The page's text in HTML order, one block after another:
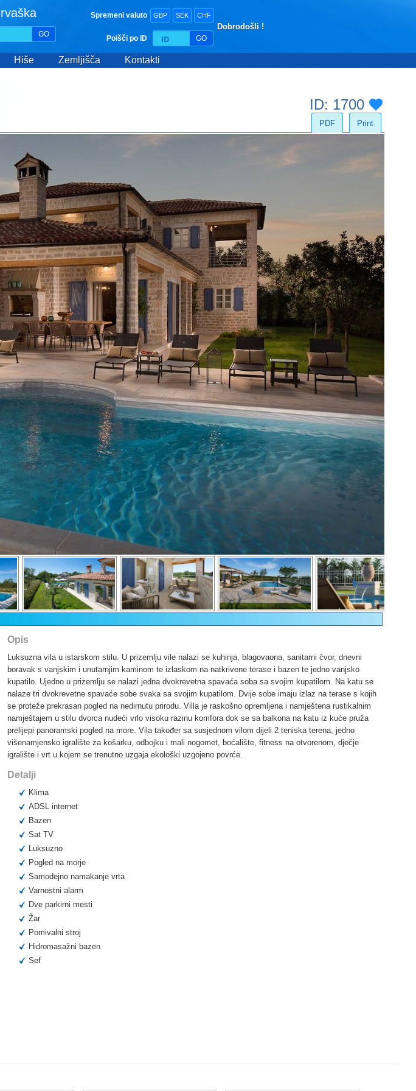
GO
Spremeni valuto GBP SEK CHF
Poišči po ID GO
Dobrodošli !
Hiše Zemljišča Kontakti
ID: 1700
Print
PDF
Opis
Luksuzna vila u istarskom stilu. U prizemlju vile nalazi se kuhinja, blagovaona, sanitarni čvor, dnevni
boravak s vanjskim i unutarnjim kaminom te izlaskom na natkrivene terase i bazen te jedno vanjsko
kupatilo. Ujedno u prizemlju se nalazi jedna dvokrevetna spavaća soba sa svojim kupatilom. Na katu se
nalaze tri dvokrevetne spavaće sobe svaka sa svojim kupatilom. Dvije sobe imaju izlaz na terase s kojih
se proteže prekrasan pogled na nedirnutu prirodu. Villa je raskošno opremljena i namještena rustikalnim
namještajem u stilu dvorca nudeći vrlo visoku razinu komfora dok se sa balkona na katu iz kuće pruža
prelijepi panoramski pogled na more. Vila također sa susjednom vilom dijeli 2 teniska terena, jedno
višenamjensko igralište za košarku, odbojku i mali nogomet, boćalište, fitness na otvorenom, dječje
igralište i vrt u kojem se trenutno uzgaja ekološki uzgojeno povrće.
Detalji
Klima
ADSL internet
Bazen
Sat TV
Luksuzno
Pogled na morje
Samodejno namakanje vrta
Varnostni alarm
Dve parkirni mesti
Žar
Pomivalni stroj
Hidromasažni bazen
Sef